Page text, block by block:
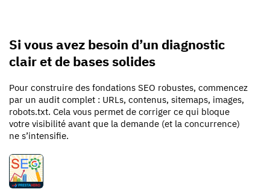
Si vous avez besoin d’un diagnostic
clair et de bases solides
Pour construire des fondations SEO robustes, commencez
par un audit complet : URLs, contenus, sitemaps, images,
robots.txt. Cela vous permet de corriger ce qui bloque
votre visibilité avant que la demande (et la concurrence)
ne s’intensifie.